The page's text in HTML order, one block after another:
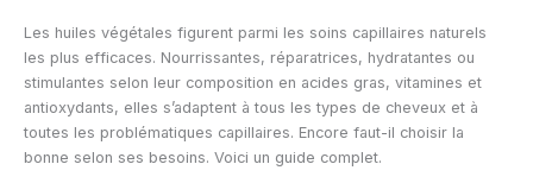
Les huiles végétales figurent parmi les soins capillaires naturels
les plus efficaces. Nourrissantes, réparatrices, hydratantes ou
stimulantes selon leur composition en acides gras, vitamines et
antioxydants, elles s’adaptent à tous les types de cheveux et à
toutes les problématiques capillaires. Encore faut-il choisir la
bonne selon ses besoins. Voici un guide complet.